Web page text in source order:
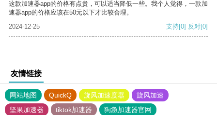
这款加速器app的价格有点贵，可以适当降低一些。我个人觉得，一款加
速器app的价格应该在50元以下才比较合理。
2024-12-25
支持[0] 反对[0]
友情链接
网站地图 QuickQ 旋风加速度器
旋风加速
坚果加速器
tiktok加速器
狗急加速器官网